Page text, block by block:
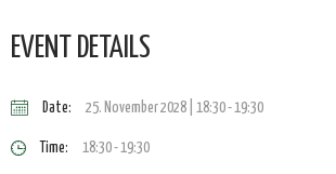
EVENT DETAILS
Date: 25. November 2028 | 18:30-19:30
Time: 18:30 - 19:30